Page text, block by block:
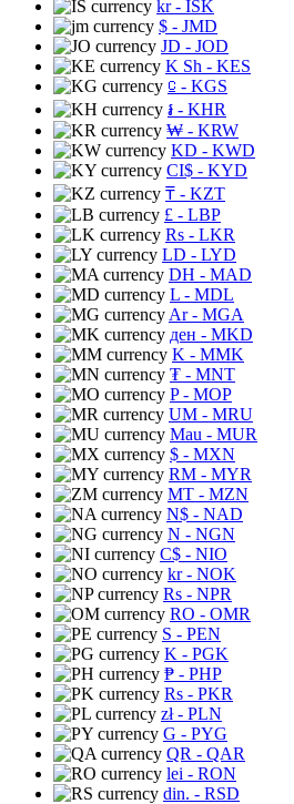
kr- ISK
$ - JMD
JD - JOD
K Sh - KES
⃀ - KGS
៛ - KHR
₩ - KRW
KD - KWD
CI$ - KYD
₸ - KZT
£ - LBP
Rs - LKR
LD - LYD
DH - MAD
L - MDL
Ar- MGA
ден - MKD
K - MMK
₮ - MNT
P- MOP
UM - MRU
Mau - MUR
$ - MXN
RM - MYR
MT - MZN
N$ - NAD
N - NGN
C$ - NIO
kr- NOK
Rs - NPR
RO - OMR
S - PEN
K - PGK
₱ - PHP
Rs - PKR
zł- PLN
G - PYG
QR - QAR
lei - RON
din. - RSD